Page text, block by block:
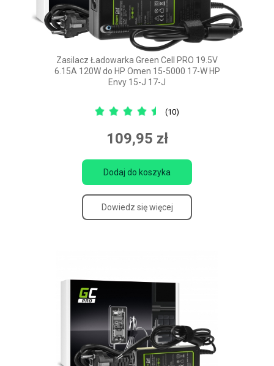
Zasilacz Ładowarka Green Cell PRO 19.5V
6.15A 120W do HP Omen 15-5000 17-W HP
Envy 15-J 17-J
(10)
109,95 zł
Dodaj do koszyka
Dowiedz się więcej